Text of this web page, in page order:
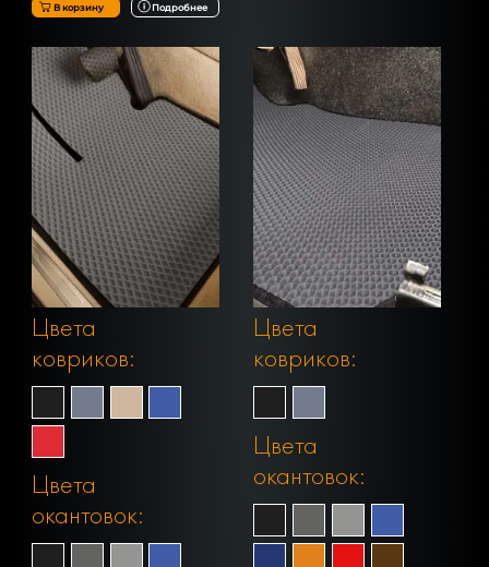
В корзину Подробнее
Цвета
ковриков:
Цвета
окантовок:
Цвета
ковриков:
Цвета
окантовок: